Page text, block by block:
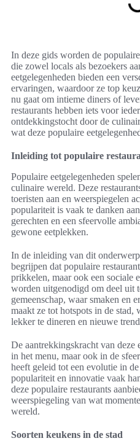
In deze gids worden de
die zowel locals als bezoekers
eetgelegenheden bieden een
ervaringen, waardoor ze top
nu gaat om intieme diners of
restaurants hebben iets voor
ontdekkingstocht door de
wat deze populaire
Inleiding tot populaire
Populaire eetgelegenheden
culinaire wereld. Deze
toeristen aan en weerspiegelen
populariteit is vaak te danken
gerechten en een sfeervolle
gewone eetplekken.
In de inleiding van dit
begrijpen dat populaire
prikkelen, maar ook een sociale
worden uitgenodigd om deel uit
gemeenschap, waar smaken en
maakt ze tot hotspots in de stad,
lekker te dineren en nieuwe
De aantrekkingskracht van deze
in het menu, maar ook in de
heeft geleid tot een evolutie in
populariteit en innovatie vaak
deze populaire restaurants
weerspiegeling van wat
wereld.
Soorten keukens in de stad